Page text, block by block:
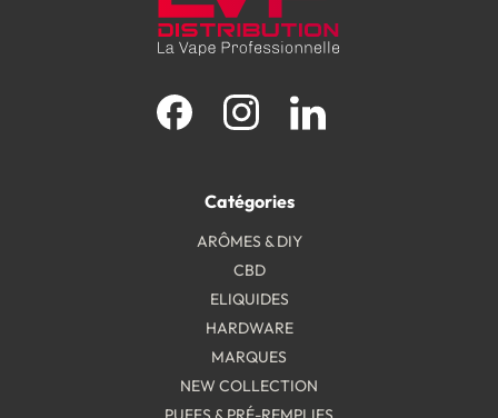
Catégories
ARÔMES & DIY
CBD
ELIQUIDES
HARDWARE
MARQUES
NEW COLLECTION
Facebook Instagram